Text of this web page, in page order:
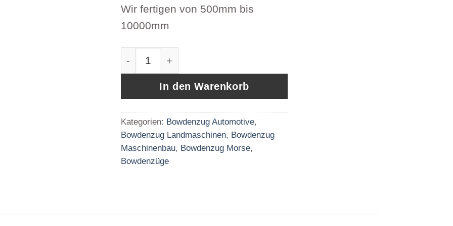
Wir fertigen von 500mm bis
10000mm
In den Warenkorb
Kategorien: Bowdenzug Automotive,
Bowdenzug Landmaschinen, Bowdenzug
Maschinenbau, Bowdenzug Morse,
Bowdenzüge